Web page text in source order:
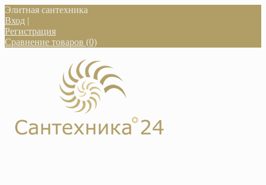
Элитная сантехника
Вход |
Регистрация
Сравнение товаров (0)